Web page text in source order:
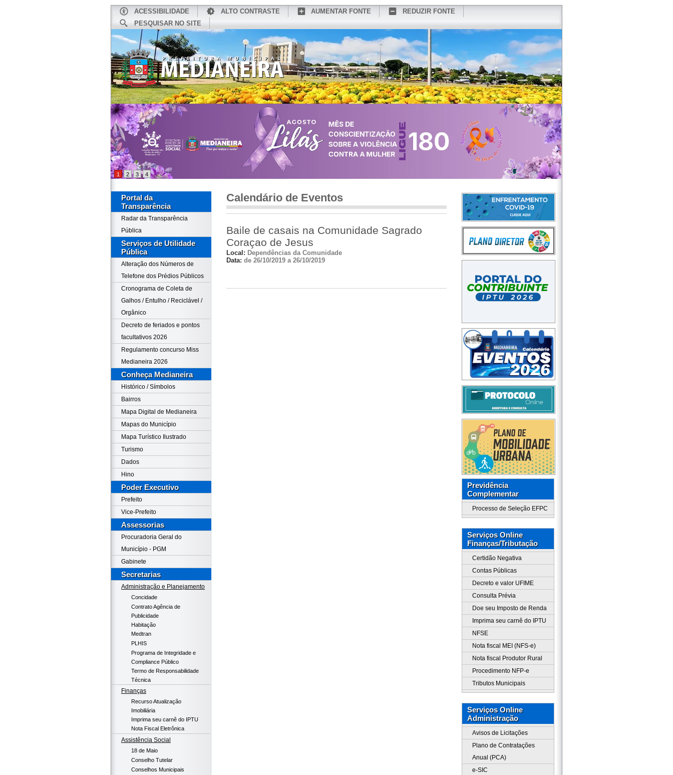
ACESSIBILIDADE ALTO CONTRASTE AUMENTAR FONTE
REDUZIR FONTE
PESQUISAR NO SITE
CONHEÇA MEDIANEIRA REDES SOCIAIS WEBMAIL
1 2 3 4
Portal da
Transparência
Radar da Transparência
Pública
Serviços de Utilidade
Pública
Alteração dos Números de
Telefone dos Prédios Públicos
Cronograma de Coleta de
Galhos / Entulho / Reciclável /
Orgânico
Decreto de feriados e pontos
facultativos 2026
Regulamento concurso Miss
Medianeira 2026
Conheça Medianeira
Histórico / Símbolos
Bairros
Mapa Digital de Medianeira
Mapas do Município
Mapa Turístico Ilustrado
Turismo
Dados
Hino
Poder Executivo
Prefeito
Vice-Prefeito
Assessorias
Procuradoria Geral do
Município - PGM
Gabinete
Secretarias
Administração e Planejamento
Concidade
Contrato Agência de
Publicidade
Habitação
Medtran
PLHIS
Programa de Integridade e
Compliance Público
Termo de Responsabilidade
Técnica
Finanças
Recurso Atualização
Imobiliária
Imprima seu carnê do IPTU
Nota Fiscal Eletrônica
Assistência Social
18 de Maio
Conselho Tutelar
Conselhos Municipais
Calendário de Eventos
Baile de casais na Comunidade Sagrado
Coraçao de Jesus
Local: Dependências da Comunidade
Data: de 26/10/2019 a 26/10/2019
Previdência
Complementar
Processo de Seleção EFPC
Serviços Online
Finanças/Tributação
Certidão Negativa
Contas Públicas
Decreto e valor UFIME
Consulta Prévia
Doe seu Imposto de Renda
Imprima seu carnê do IPTU
NFSE
Nota fiscal MEI (NFS-e)
Nota fiscal Produtor Rural
Procedimento NFP-e
Tributos Municipais
Serviços Online
Administração
Avisos de Licitações
Plano de Contratações
Anual (PCA)
e-SIC